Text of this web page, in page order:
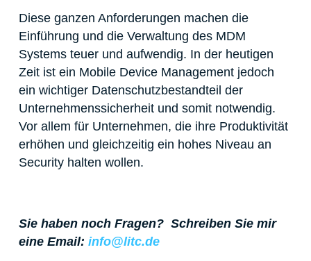
Diese ganzen Anforderungen machen die
Einführung und die Verwaltung des MDM
Systems teuer und aufwendig. In der heutigen
Zeit ist ein Mobile Device Management jedoch
ein wichtiger Datenschutzbestandteil der
Unternehmenssicherheit und somit notwendig.
Vor allem für Unternehmen, die ihre Produktivität
erhöhen und gleichzeitig ein hohes Niveau an
Security halten wollen.
Sie haben noch Fragen? Schreiben Sie mir
eine Email: info@litc.de